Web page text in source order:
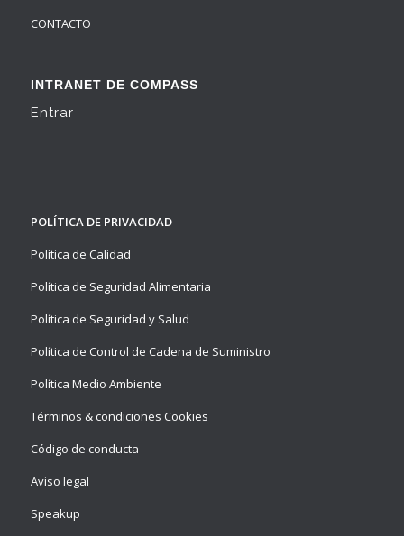
CONTACTO
INTRANET DE COMPASS
Entrar
POLÍTICA DE PRIVACIDAD
Política de Calidad
Política de Seguridad Alimentaria
Política de Seguridad y Salud
Política de Control de Cadena de Suministro
Política Medio Ambiente
Términos & condiciones Cookies
Código de conducta
Aviso legal
Speakup